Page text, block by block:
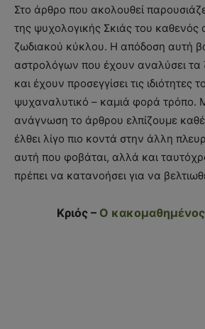
Στο άρθρο που ακολουθεί
της ψυχολογικής Σκιάς του καθενός
ζωδιακού κύκλου. Η απόδοση αυτή
αστρολόγων που έχουν αναλύσει τα
και έχουν προσεγγίσει τις ιδιότητες
ψυχαναλυτικό – καμιά φορά τρόπο.
ανάγνωση το άρθρου ελπίζουμε
έλθει λίγο πιο κοντά στην άλλη
αυτή που φοβάται, αλλά και
πρέπει να κατανοήσει για να
Κριός – Ο κακομαθημένος